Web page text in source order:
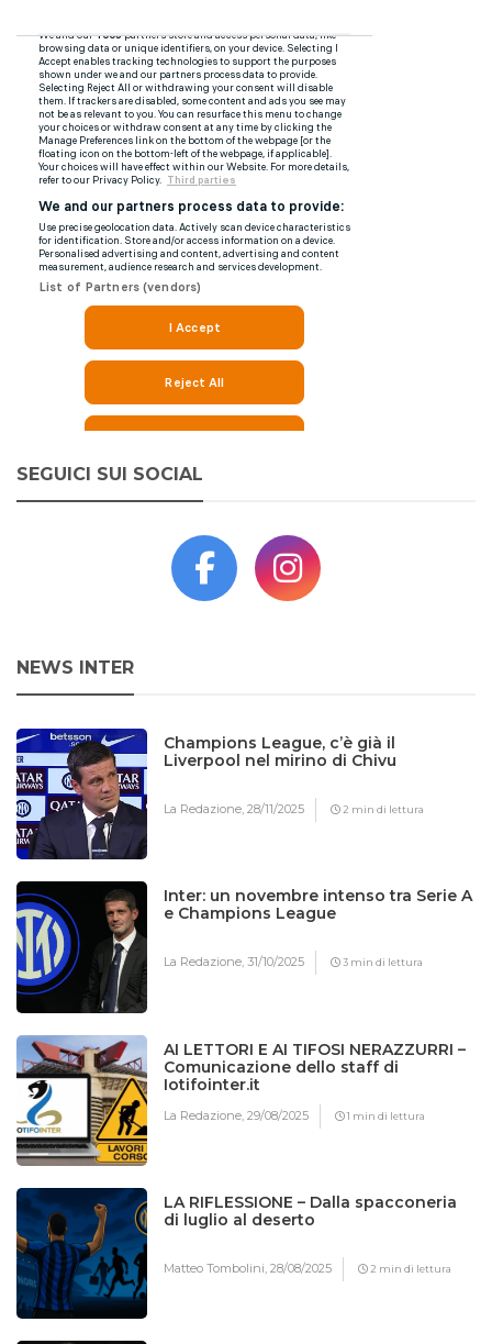
SEGUICI SUI SOCIAL
NEWS INTER
Champions League, c’è già il
Liverpool nel mirino di Chivu
La Redazione,28/11/2025 2 min di lettura
Inter: un novembre intenso tra Serie A
e Champions League
La Redazione,31/10/2025 3 min di lettura
AI LETTORI E AI TIFOSI NERAZZURRI –
Comunicazione dello staff di
Iotifointer.it
La Redazione,29/08/2025 1 min di lettura
LA RIFLESSIONE – Dalla spacconeria
di luglio al deserto
Matteo Tombolini,28/08/2025 2 min di lettura